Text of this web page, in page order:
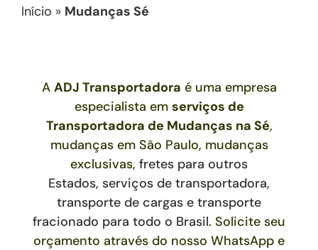
Início » Mudanças Sé
A ADJ Transportadora é uma empresa
especialista em serviços de
Transportadora de Mudanças na Sé,
mudanças em São Paulo, mudanças
exclusivas, fretes para outros
Estados, serviços de transportadora,
transporte de cargas e transporte
fracionado para todo o Brasil. Solicite seu
orçamento através do nosso WhatsApp e